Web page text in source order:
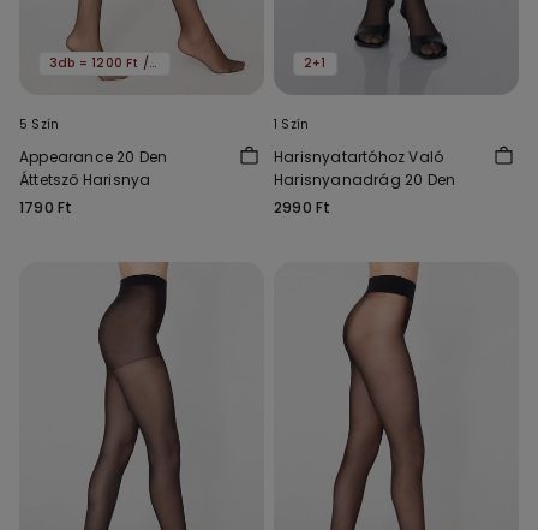
3db = 1200 Ft / db
5 Szín
Appearance 20 Den
Áttetsző Harisnya
1790 Ft
2+1
1 Szín
Harisnyatartóhoz Való
Harisnyanadrág 20 Den
2990 Ft